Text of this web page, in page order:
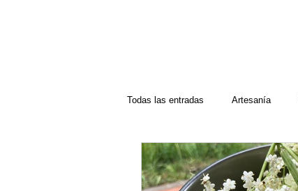
Todas las entradas Artesanía
Del bosque Del campo